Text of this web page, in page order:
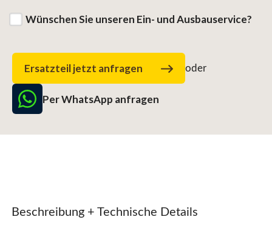
Wünschen Sie unseren Ein- und Ausbauservice?
Ersatzteil jetzt anfragen oder
Per WhatsApp anfragen
Beschreibung + Technische Details